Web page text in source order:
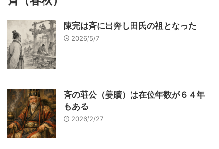
陳完は斉に出奔し田氏の祖となった
2026/5/7
斉の荘公（姜贖）は在位年数が６４年
もある
2026/2/27